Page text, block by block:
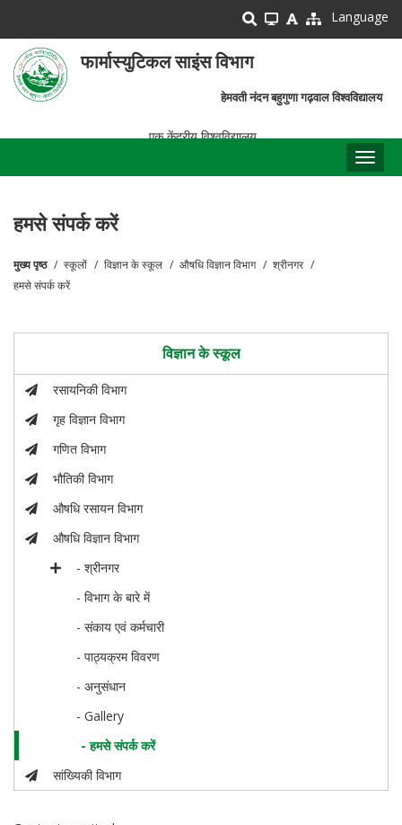
main
content
Language
फार्मास्युटिकल साइंस विभाग
हेमवती नंदन बहुगुणा गढ़वाल विश्वविद्यालय
एक केंद्रीय विश्वविद्यालय
हमसे संपर्क करें
पग
मुख्य पृष्ठ स्कूलों विज्ञान के स्कूल औषधि विज्ञान विभाग
श्रीनगर
हमसे संपर्क करें
विज्ञान के स्कूल
रसायनिकी विभाग
गृह विज्ञान विभाग
गणित विभाग
भौतिकी विभाग
औषधि रसायन विभाग
औषधि विज्ञान विभाग
- श्रीनगर
- विभाग के बारे में
- संकाय एवं कर्मचारी
- पाठ्यक्रम विवरण
- अनुसंधान
- Gallery
- हमसे संपर्क करें
सांख्यिकी विभाग